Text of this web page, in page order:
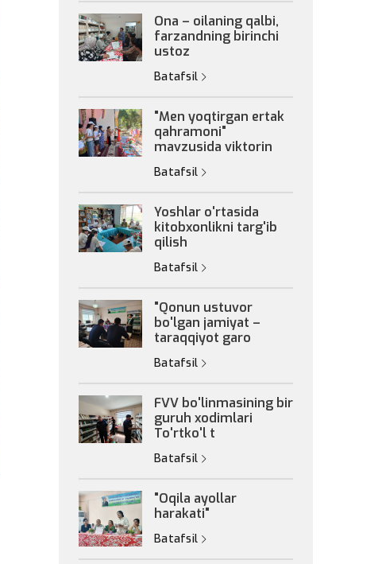
Ona – oilaning qalbi,
farzandning birinchi
ustoz
Batafsil
"Men yoqtirgan ertak
qahramoni"
mavzusida viktorin
Batafsil
Yoshlar o'rtasida
kitobxonlikni targ'ib
qilish
Batafsil
"Qonun ustuvor
bo'lgan jamiyat –
taraqqiyot garo
Batafsil
FVV bo'linmasining bir
guruh xodimlari
To'rtko'l t
Batafsil
"Oqila ayollar
harakati"
Batafsil